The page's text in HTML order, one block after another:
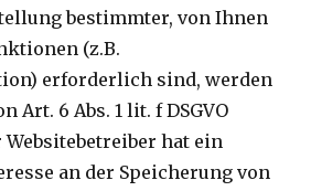
bestimmter, von Ihnen
(z.B.
erforderlich sind, werden
Art. 6 Abs. 1 lit. f DSGVO
hat ein
an der Speicherung von